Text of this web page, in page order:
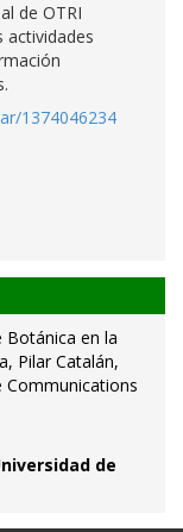
de OTRI
actividades
1374046234
Botánica en la
Pilar Catalán,
Communications
de